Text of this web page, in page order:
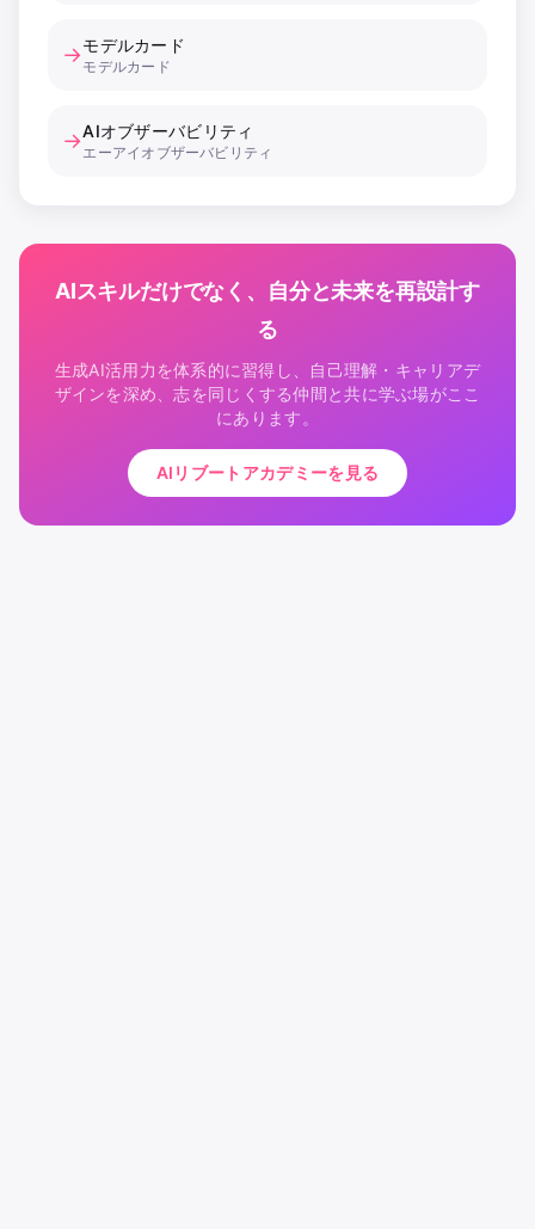
→モデルカード
モデルカード
→AIオブザーバビリティ
エーアイオブザーバビリティ
AIスキルだけでなく、自分と未来を再設計す
る
生成AI活用力を体系的に習得し、自己理解・キャリアデ
ザインを深め、志を同じくする仲間と共に学ぶ場がここ
にあります。
AIリブートアカデミーを見る